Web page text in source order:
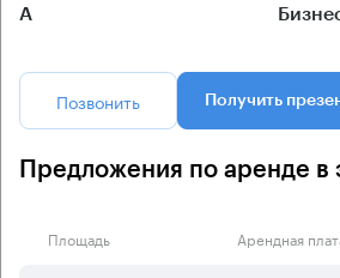
А
Позвонить Получить
Предложения по аренде в
Площадь Арендная